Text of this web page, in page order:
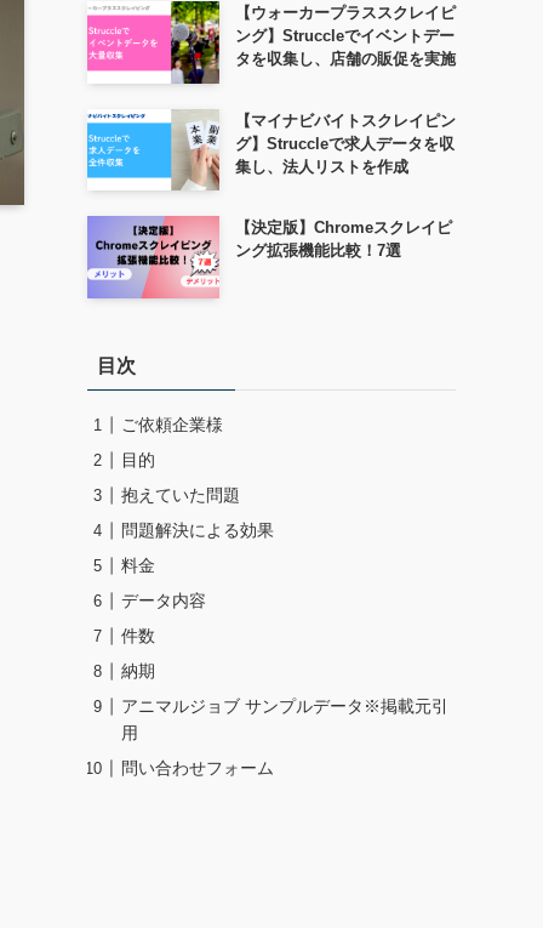
【ウォーカープラススクレイピ
ング】Struccleでイベントデー
タを収集し、店舗の販促を実施
【マイナビバイトスクレイピン
グ】Struccleで求人データを収
集し、法人リストを作成
【決定版】Chromeスクレイピ
ング拡張機能比較！7選
目次
ご依頼企業様
目的
抱えていた問題
問題解決による効果
料金
データ内容
件数
納期
アニマルジョブ サンプルデータ※掲載元引
用
問い合わせフォーム